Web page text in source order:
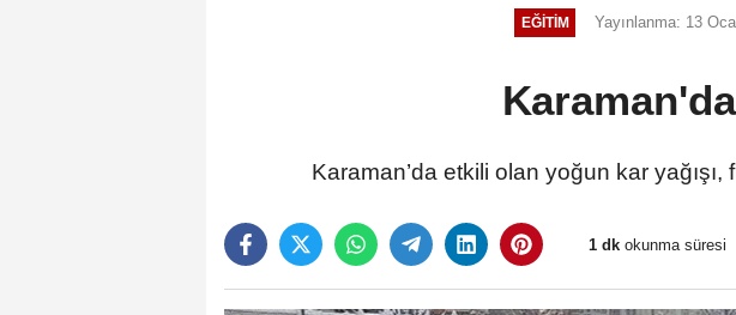
EĞITIM Yayınlanma: 13
Karaman’da etkili olan yoğun kar
1 dk okunma süresi